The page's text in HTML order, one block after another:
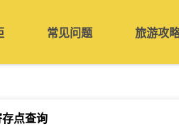
常见问题 旅游攻
点查询